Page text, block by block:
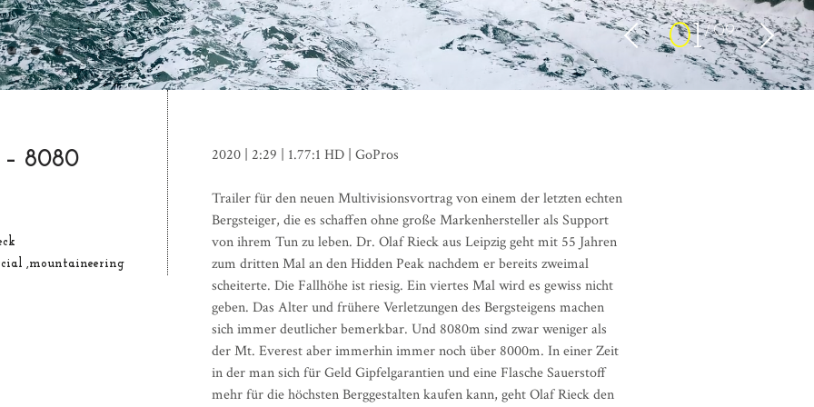
01 09
– 8080
mountaineering
2020 | 2:29 | 1.77:1 HD | GoPros
Trailer für den neuen Multivisionsvortrag von einem der letzten echten
Bergsteiger, die es schaffen ohne große Markenhersteller als Support
von ihrem Tun zu leben. Dr. Olaf Rieck aus Leipzig geht mit 55 Jahren
zum dritten Mal an den Hidden Peak nachdem er bereits zweimal
scheiterte. Die Fallhöhe ist riesig. Ein viertes Mal wird es gewiss nicht
geben. Das Alter und frühere Verletzungen des Bergsteigens machen
sich immer deutlicher bemerkbar. Und 8080m sind zwar weniger als
der Mt. Everest aber immerhin immer noch über 8000m. In einer Zeit
in der man sich für Geld Gipfelgarantien und eine Flasche Sauerstoff
mehr für die höchsten Berggestalten kaufen kann, geht Olaf Rieck den